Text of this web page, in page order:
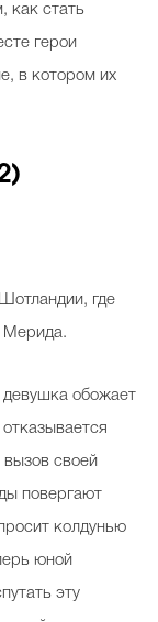
как стать
герои
в котором их
где
Мерида.
обожает
своей
повергают
колдунью
юной
эту